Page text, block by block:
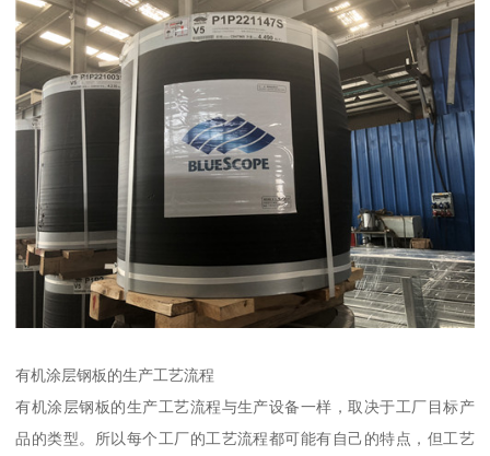
有机涂层钢板的生产工艺流程
有机涂层钢板的生产工艺流程与生产设备一样，取决于工厂目标产
品的类型。所以每个工厂的工艺流程都可能有自己的特点，但工艺